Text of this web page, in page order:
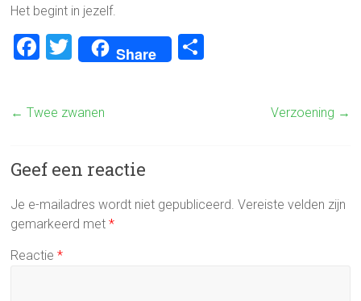
Het begint in jezelf.
F
b
ok
T
wi
er
Share
← Twee zwanen Verzoening →
Geef een reactie
Je e-mailadres wordt niet gepubliceerd. Vereiste velden zijn
gemarkeerd met*
Reactie*